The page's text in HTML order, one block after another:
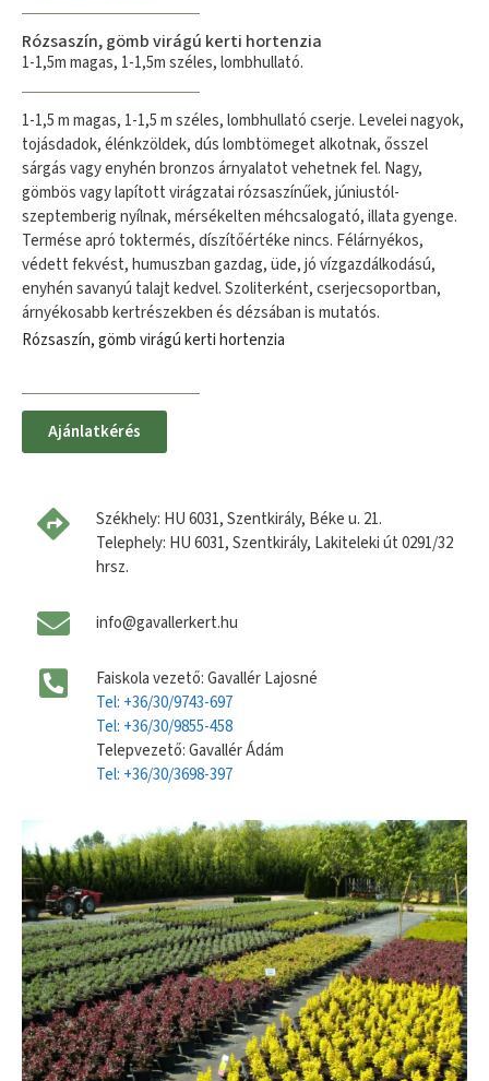
Rózsaszín, gömb virágú kerti hortenzia
1-1,5m magas, 1-1,5m széles, lombhullató.
1-1,5 m magas, 1-1,5 m széles, lombhullató cserje. Levelei nagyok,
tojásdadok, élénkzöldek, dús lombtömeget alkotnak, ősszel
sárgás vagy enyhén bronzos árnyalatot vehetnek fel. Nagy,
gömbös vagy lapított virágzatai rózsaszínűek, júniustól-
szeptemberig nyílnak, mérsékelten méhcsalogató, illata gyenge.
Termése apró toktermés, díszítőértéke nincs. Félárnyékos,
védett fekvést, humuszban gazdag, üde, jó vízgazdálkodású,
enyhén savanyú talajt kedvel. Szoliterként, cserjecsoportban,
árnyékosabb kertrészekben és dézsában is mutatós.
Rózsaszín, gömb virágú kerti hortenzia
Ajánlatkérés
Székhely: HU 6031, Szentkirály, Béke u. 21.
Telephely: HU 6031, Szentkirály, Lakiteleki út 0291/32
hrsz.
info@gavallerkert.hu
Faiskola vezető: Gavallér Lajosné
Tel: +36/30/9743-697
Tel: +36/30/9855-458
Telepvezető: Gavallér Ádám
Tel: +36/30/3698-397